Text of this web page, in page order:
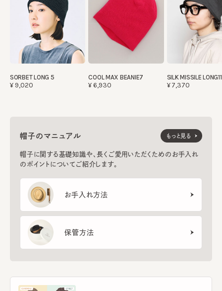
SORBET LONG 5
¥9,020
COOL MAX BEANIE7
¥6,930
SILK MISSILE LONG11
¥7,370
帽子のマニュアル
帽子に関する基礎知識や、長くご愛用いただくためのお手入れ
のポイントについてご紹介します。
お手入れ方法
保管方法
もっと見る